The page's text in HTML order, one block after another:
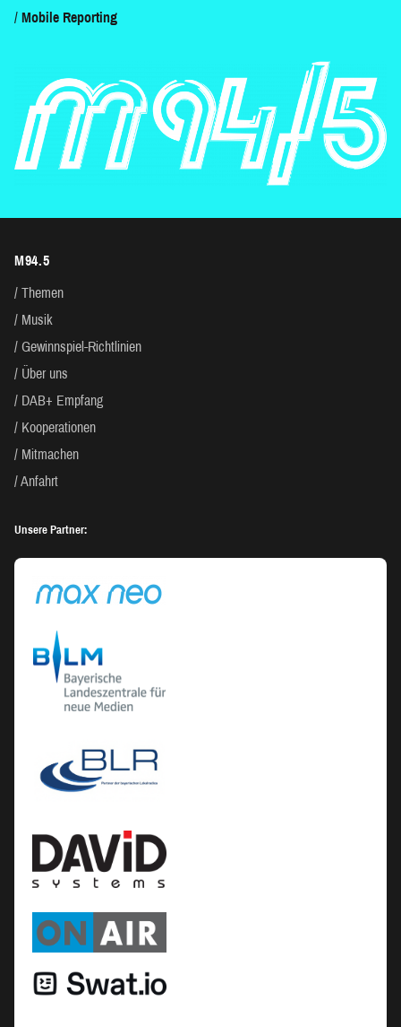
Mobile Reporting
M94.5
Themen
Musik
Gewinnspiel-Richtlinien
Über uns
DAB+ Empfang
Kooperationen
Mitmachen
Anfahrt
Unsere Partner: